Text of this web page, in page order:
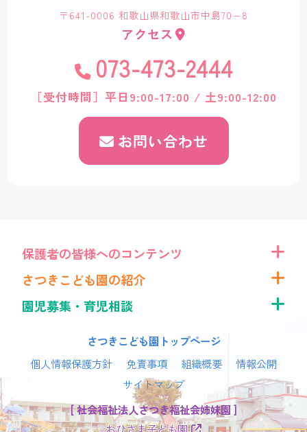
〒641-0006 和歌山県和歌山市中島70−8
アクセス
073-473-2444
［受付時間］平日9:00-17:00 / 土9:00-12:00
お問い合わせ
保護者の皆様へのコンテンツ
さつきこども園の紹介
園児募集・育児相談
さつきこども園トップページ
個人情報保護方針
免責事項 組織概要
情報公開
サイトマップ
[ 社会福祉法人さつき福祉会姉妹園 ]
おひさま子ども園